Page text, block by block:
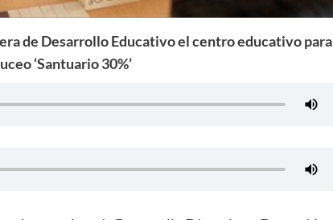
de Desarrollo Educativo el centro educativo para
‘Santuario 30%’